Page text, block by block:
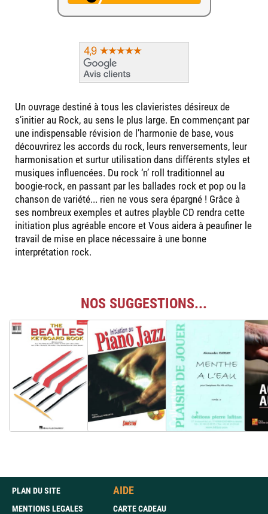
Un ouvrage destiné à tous les clavieristes désireux de
s’initier au Rock, au sens le plus large. En commençant par
une indispensable révision de l’harmonie de base, vous
découvrirez les accords du rock, leurs renversements, leur
harmonisation et surtur utilisation dans différents styles et
musiques influencées. Du rock ‘n’ roll traditionnel au
boogie-rock, en passant par les ballades rock et pop ou la
chanson de variété... rien ne vous sera épargné ! Grâce à
ses nombreux exemples et autres playble CD rendra cette
initiation plus agréable encore et Vous aidera à peaufiner le
travail de mise en place nécessaire à une bonne
interprétation rock.
NOS SUGGESTIONS...
PLAN DU SITE
MENTIONS LEGALES
AIDE
CARTE CADEAU